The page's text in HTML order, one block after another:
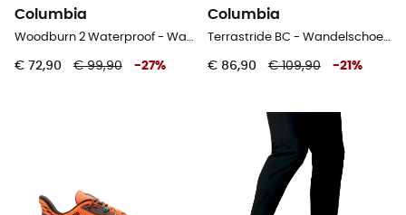
Columbia
€ 72,90 € 99,90 -27%
Columbia
€ 86,90 € 109,90 -21 %